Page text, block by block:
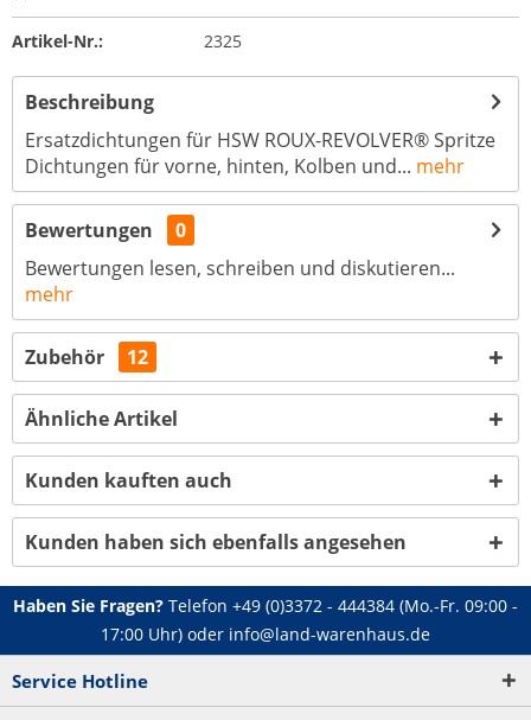
Artikel-Nr.: 2325
Beschreibung
Ersatzdichtungen für HSW ROUX-REVOLVER® Spritze
Dichtungen für vorne, hinten, Kolben und... mehr
Bewertungen
0
Bewertungen lesen, schreiben und diskutieren...
mehr
Zubehör 12
Ähnliche Artikel
Kunden kauften auch
Kunden haben sich ebenfalls angesehen
Haben Sie Fragen? Telefon +49 (0)3372 - 444384 (Mo.-Fr. 09:00 -
17:00 Uhr) oder info@land-warenhaus.de
Service Hotline